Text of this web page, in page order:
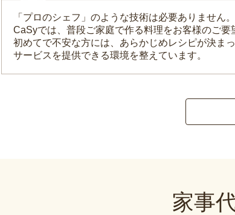
「プロのシェフ」のような技術は必要ありません。
CaSyでは、普段ご家庭で作る料理をお客様のご要
初めてで不安な方には、あらかじめレシピが決ま
サービスを提供できる環境を整えています。
家事